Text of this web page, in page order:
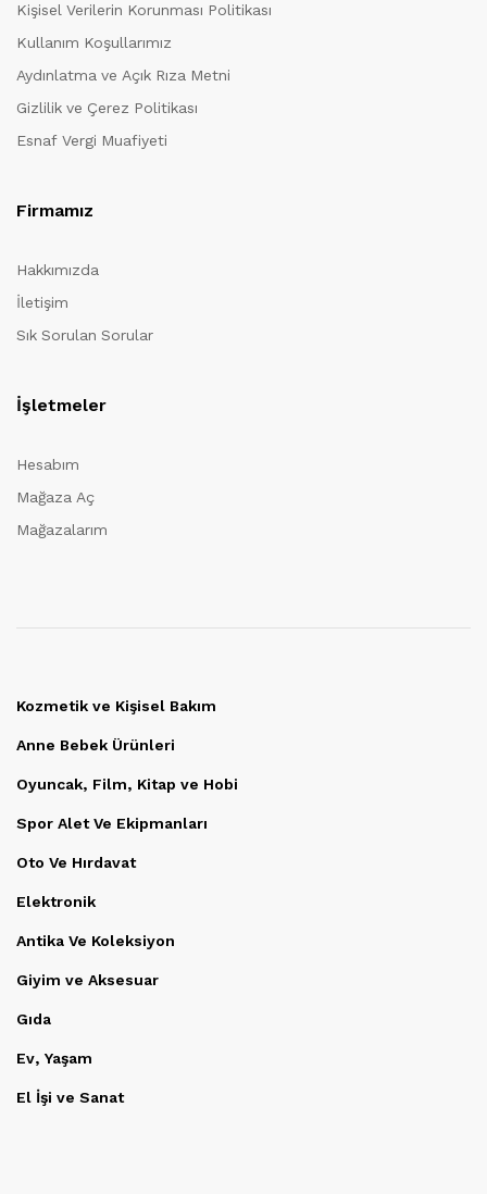
Kişisel Verilerin Korunması Politikası
Kullanım Koşullarımız
Aydınlatma ve Açık Rıza Metni
Gizlilik ve Çerez Politikası
Esnaf Vergi Muafiyeti
Firmamız
Hakkımızda
İletişim
Sık Sorulan Sorular
İşletmeler
Hesabım
Mağaza Aç
Mağazalarım
Kozmetik ve Kişisel Bakım
Anne Bebek Ürünleri
Oyuncak, Film, Kitap ve Hobi
Spor Alet Ve Ekipmanları
Oto Ve Hırdavat
Elektronik
Antika Ve Koleksiyon
Giyim ve Aksesuar
Gıda
Ev, Yaşam
El İşi ve Sanat